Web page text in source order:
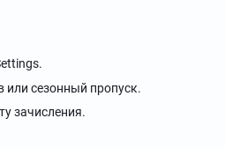
или сезонный пропуск.
зачисления.